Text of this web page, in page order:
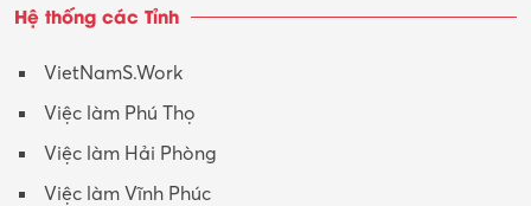
Hệ thống các Tỉnh
VietNamS.Work
Việc làm Phú Thọ
Việc làm Hải Phòng
Việc làm Vĩnh Phúc